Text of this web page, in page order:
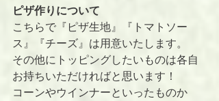
ピザ作りについて
こちらで『ピザ生地』『トマトソー
ス』『チーズ』は用意いたします。
その他にトッピングしたいものは各自
お持ちいただければと思います！
コーンやウインナーといったものか